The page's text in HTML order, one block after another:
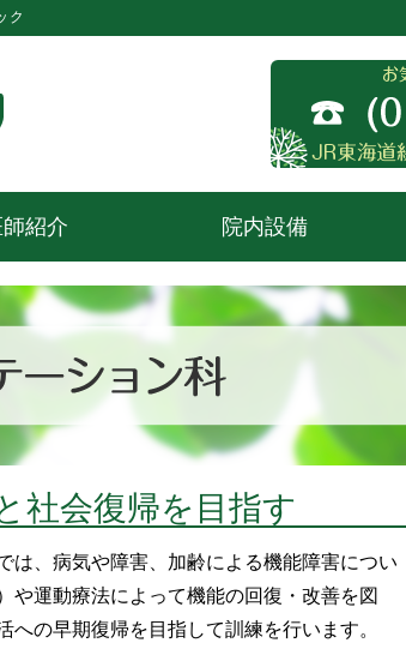
ク
師紹介 院内設備
社会復帰を目指す
は、病気や障害、加齢による機能障害につい
や運動療法によって機能の回復・改善を図
への早期復帰を目指して訓練を行います。